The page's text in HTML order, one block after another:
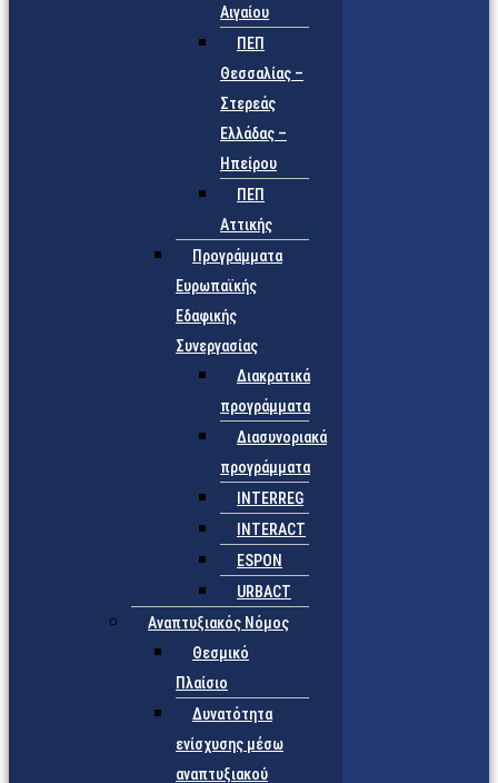
Αιγαίου
ΠΕΠ
Θεσσαλίας –
Στερεάς
Ελλάδας –
Ηπείρου
ΠΕΠ
Αττικής
Προγράμματα
Ευρωπαϊκής
Εδαφικής
Συνεργασίας
Διακρατικά
προγράμματα
Διασυνοριακά
προγράμματα
INTERREG
INTERACT
ESPON
URBACT
Αναπτυξιακός Νόμος
Θεσμικό
Πλαίσιο
Δυνατότητα
ενίσχυσης μέσω
αναπτυξιακού